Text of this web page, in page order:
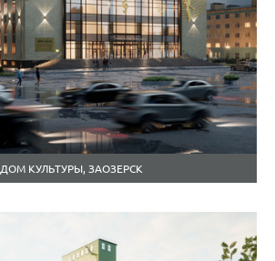
ДОМ КУЛЬТУРЫ, ЗАОЗЕРСК